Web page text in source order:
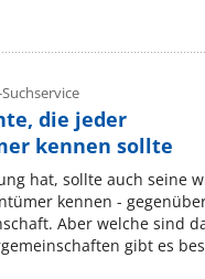
die jeder
kennen sollte
hat, sollte auch seine
kennen -
Aber welche sind
gibt es